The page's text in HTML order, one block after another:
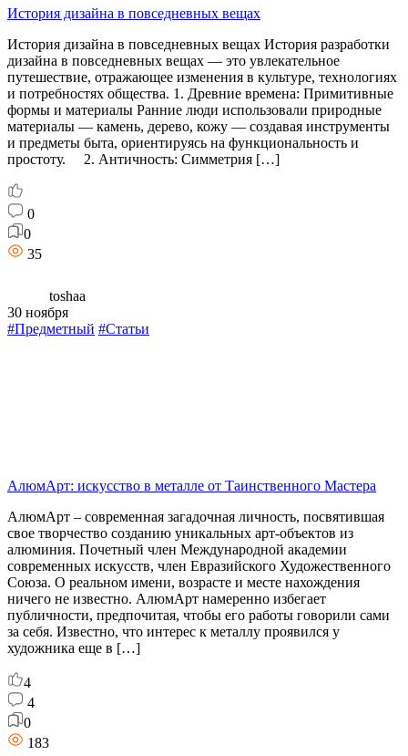
История дизайна в повседневных вещах
История дизайна в повседневных вещах История разработки
дизайна в повседневных вещах — это увлекательное
путешествие, отражающее изменения в культуре, технологиях
и потребностях общества. 1. Древние времена: Примитивные
формы и материалы Ранние люди использовали природные
материалы — камень, дерево, кожу — создавая инструменты
и предметы быта, ориентируясь на функциональность и
простоту. 2. Античность: Симметрия […]
0
0
35
toshaa
30 ноября
#Предметный #Статьи
АлюмАрт: искусство в металле от Таинственного Мастера
АлюмАрт – современная загадочная личность, посвятившая
свое творчество созданию уникальных арт-объектов из
алюминия. Почетный член Международной академии
современных искусств, член Евразийского Художественного
Союза. О реальном имени, возрасте и месте нахождения
ничего не известно. АлюмАрт намеренно избегает
публичности, предпочитая, чтобы его работы говорили сами
за себя. Известно, что интерес к металлу проявился у
художника еще в […]
4
4
0
183